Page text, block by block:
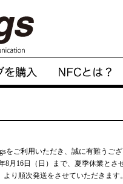
をご利用いただき、誠に有難う
年8月16日（日）まで、夏季休業と
より順次発送をさせていただきま